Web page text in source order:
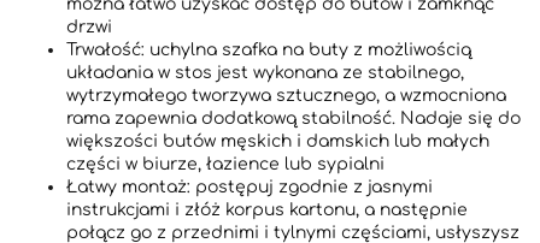
można łatwo uzyskać dostęp do butów i zamknąć
drzwi
Trwałość: uchylna szafka na buty z możliwością
układania w stos jest wykonana ze stabilnego,
wytrzymałego tworzywa sztucznego, a wzmocniona
rama zapewnia dodatkową stabilność. Nadaje się do
większości butów męskich i damskich lub małych
części w biurze, łazience lub sypialni
Łatwy montaż: postępuj zgodnie z jasnymi
instrukcjami i złóż korpus kartonu, a następnie
połącz go z przednimi i tylnymi częściami, usłyszysz